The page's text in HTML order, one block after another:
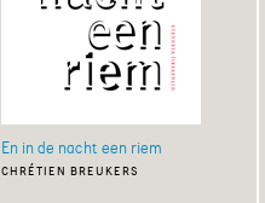
En in de nacht een riem
chrétien breukers